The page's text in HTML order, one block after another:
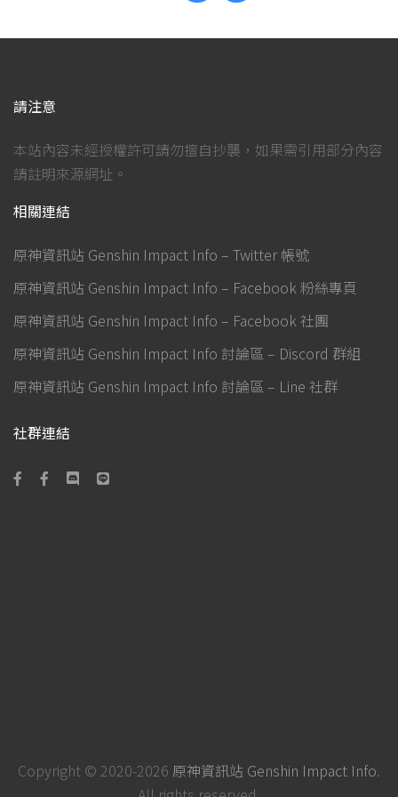
請注意
本站內容未經授權許可請勿擅自抄襲，如果需引用部分內容
請註明來源網址。
相關連結
原神資訊站 Genshin Impact Info – Twitter 帳號
原神資訊站 Genshin Impact Info – Facebook 粉絲專頁
原神資訊站 Genshin Impact Info – Facebook 社團
原神資訊站 Genshin Impact Info 討論區 – Discord 群組
原神資訊站 Genshin Impact Info 討論區 – Line 社群
社群連結
Copyright © 2020-2026 原神資訊站 Genshin Impact Info.